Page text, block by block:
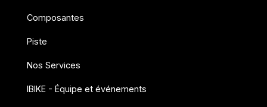
Composantes
Piste
Nos Services
IBIKE - Équipe et événements